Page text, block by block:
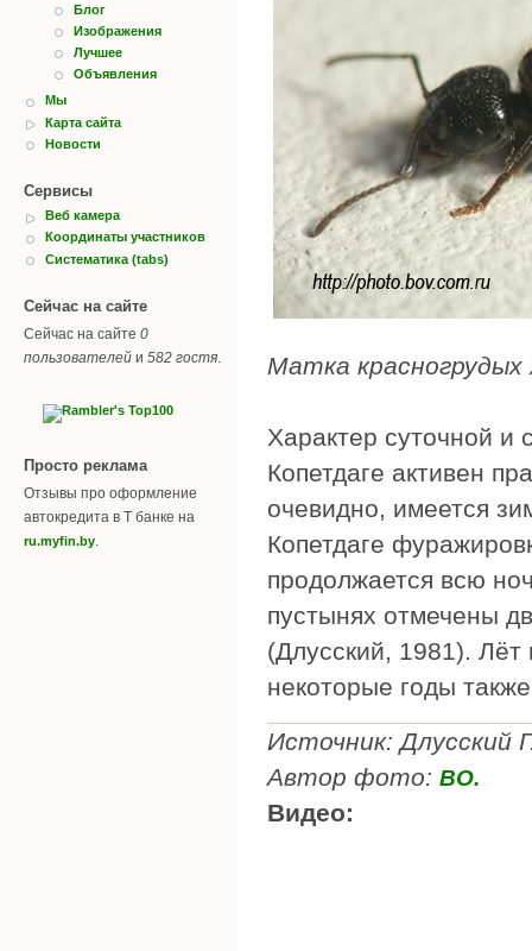
Блог
Изображения
Лучшее
Объявления
Мы
Карта сайта
Новости
Сервисы
Веб камера
Координаты участников
Систематика (tabs)
Сейчас на сайте
Сейчас на сайте 0
пользователей и 582 гостя.
Просто реклама
Отзывы про оформление
автокредита в Т банке на
ru.myfin.by.
Матка красногрудых
Характер суточной и
Копетдаге активен
очевидно, имеется
Копетдаге
продолжается всю
пустынях отмечены
(Длусский, 1981).
некоторые годы
Источник: Длусский
Автор фото: ВО.
Видео: